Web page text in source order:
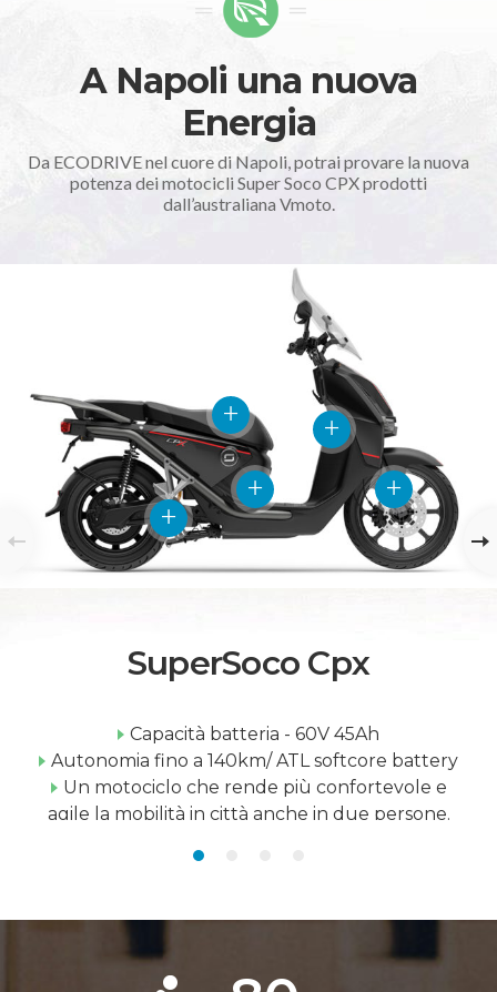
A Napoli una nuova
Energia
Da ECODRIVE nel cuore di Napoli, potrai provare la nuova
potenza dei motocicli Super Soco CPX prodotti
dall’australiana Vmoto.
SuperSoco Cpx
Capacità batteria - 60V 45Ah
Autonomia fino a 140km/ ATL softcore battery
Un motociclo che rende più confortevole e
agile la mobilità in città anche in due persone.